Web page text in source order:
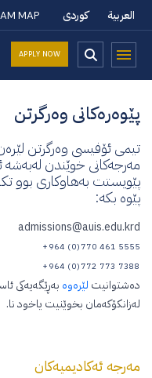
العربية کوردی MAP
APPLY NOW
پێوەرەکانی وەرگرتن
تیمی ئۆفیسی وەرگرتن
مەرجەکانی خوێندن لەبەشە
پێویستت بەهاوکاری بوو
پێوە بکە:
admissions@auis.edu.krd
+964 (0)770 461 5555
+964 (0)772 773 7388
دەشتوانیت لێرەوە بەڕێگەیەکی
لەزانکۆکەمان بخوێنیت یاخود نا.
مەرجە ئەکادیمیەکان